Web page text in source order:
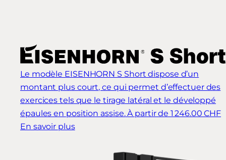
Le modèle EISENHORN S Short dispose d’un
montant plus court, ce qui permet d’effectuer des
exercices tels que le tirage latéral et le développé
épaules en position assise. À partir de 1 246.00 CHF
En savoir plus